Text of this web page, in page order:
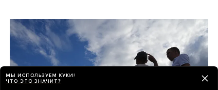
МЫ ИСПОЛЬЗУЕМ КУКИ!
ЧТО ЭТО ЗНАЧИТ?